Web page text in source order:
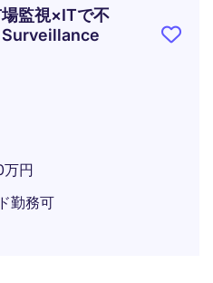
場監視×ITで不
Surveillance
円
勤務可